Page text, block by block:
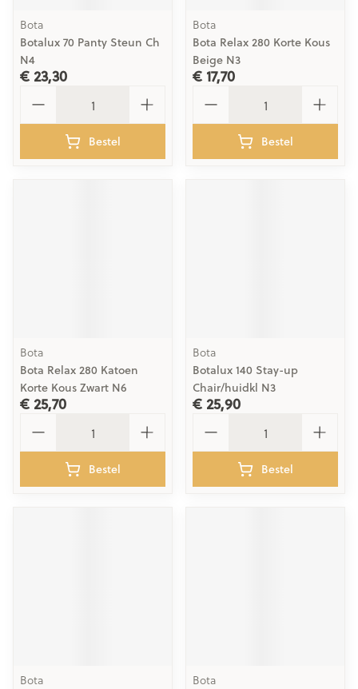
Bota
Botalux 70 Panty Steun Ch
N4
€ 23,30
Bestel
Bota
Bota Relax 280 Korte Kous
Beige N3
€ 17,70
Bestel
Bota
Bota Relax 280 Katoen
Korte Kous Zwart N6
€ 25,70
Bestel
Bota
Botalux 140 Stay-up
Chair/huidkl N3
€ 25,90
Bestel
Bota Bota